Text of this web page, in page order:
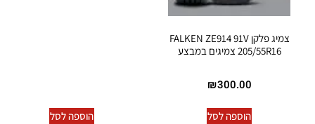
צמיג פלקן FALKEN ZE914 91V
205/55R16 צמיגים במבצע
₪300.00
הוספה לסל הוספה לסל